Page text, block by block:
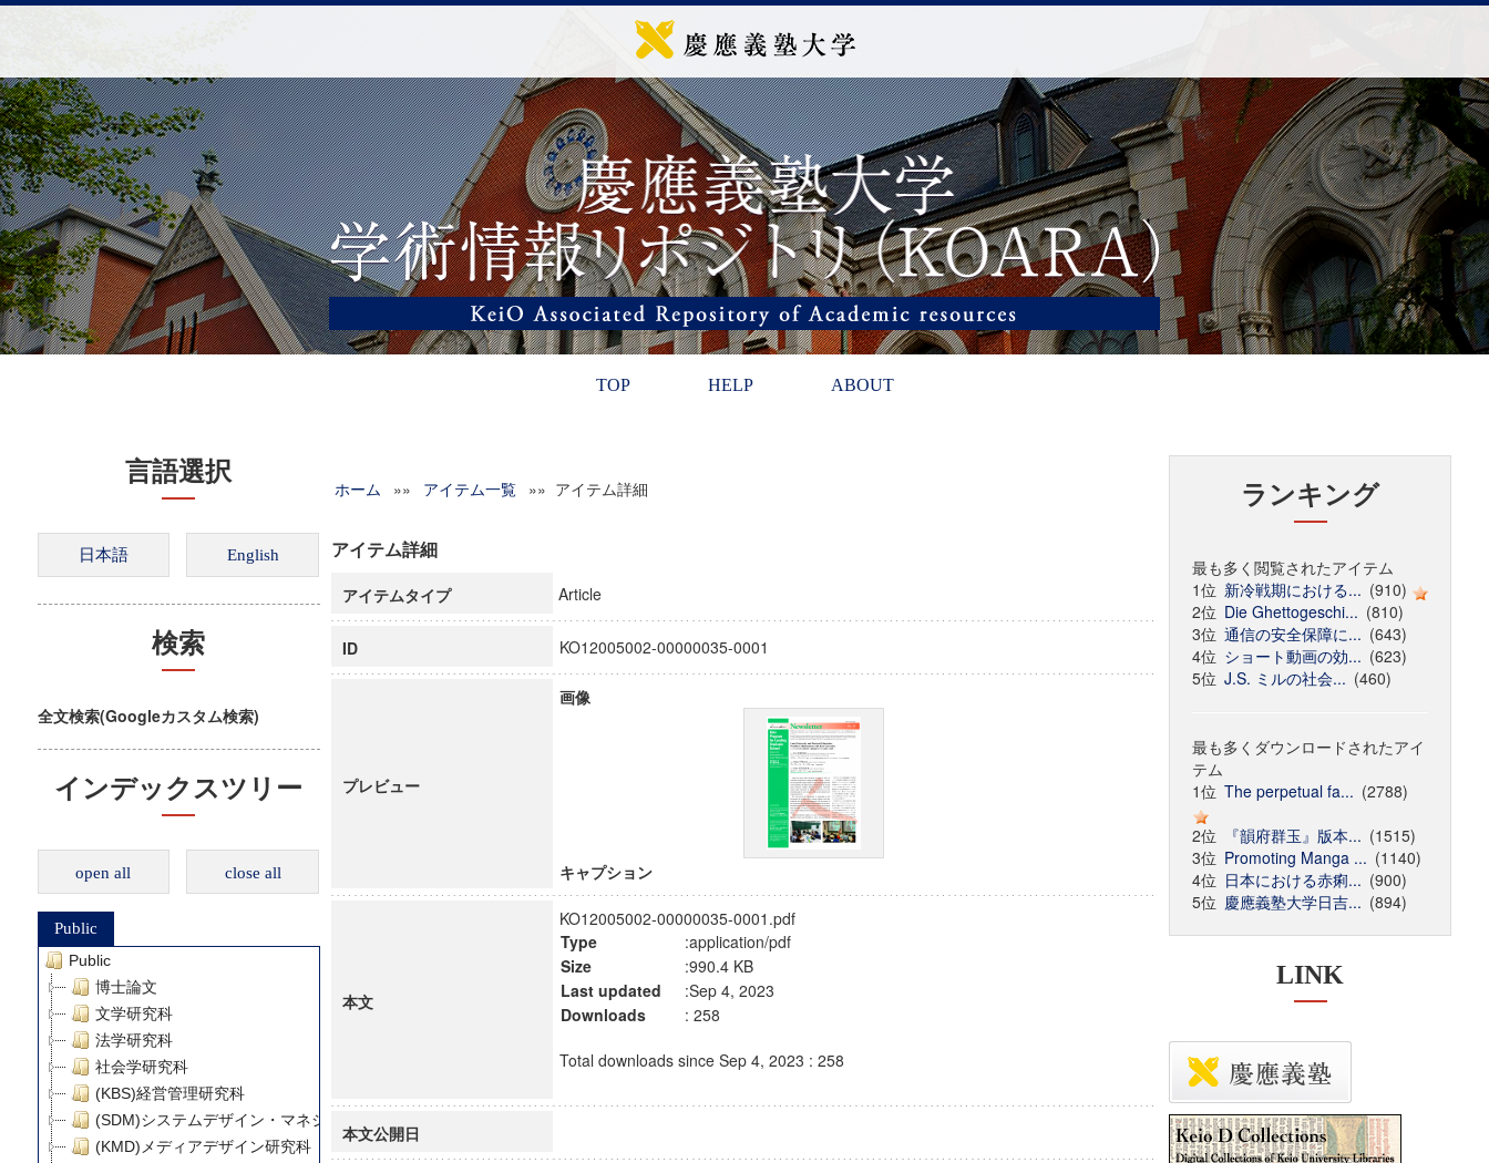
TOP HELP ABOUT
言語選択
検索
全文検索(Googleカスタム検索)
インデックスツリー
open all close all
Public
Public
博士論文
文学研究科
法学研究科
社会学研究科
(KBS)経営管理研究科
(SDM)システムデザイン・マネジメント研究科
(KMD)メディアデザイン研究科
ホーム »» アイテム一覧 »» アイテム詳細
アイテム詳細
アイテムタイプ Article
ID KO12005002-00000035-0001
プレビュー
画像
キャプション
本文
KO12005002-00000035-0001.pdf
Type
:application/pdf
Size
:990.4 KB
Last updated
:Sep 4, 2023
Downloads
: 258
Total downloads since Sep 4, 2023 : 258
本文公開日
ランキング
最も多く閲覧されたアイテム
1位 新冷戦期における... (910)
2位 Die Ghettogeschi... (810)
3位 通信の安全保障に... (643)
4位 ショート動画の効... (623)
5位 J.S. ミルの社会... (460)
最も多くダウンロードされたアイ
テム
1位 The perpetual fa... (2788)
2位
『韻府群玉』版本... (1515)
3位 Promoting Manga ... (1140)
4位 日本における赤痢... (900)
5位 慶應義塾大学日吉... (894)
LINK